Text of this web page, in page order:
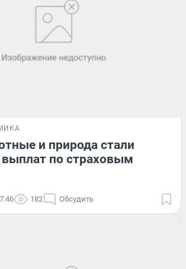
и природа стали
по страховым
182 Обсудить